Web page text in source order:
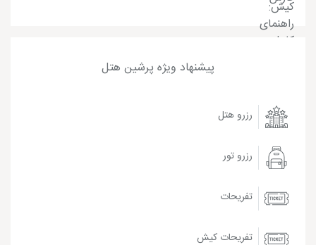
پیشنهاد ویژه پرشین هتل
رزرو هتل
رزرو تور
تفریحات
تفریحات کیش